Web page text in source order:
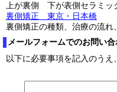
上が裏側 下が表側セラミッ
裏側矯正 東京・日本橋
裏側矯正の種類、治療の流れ
メールフォームでのお問い
以下に必要事項を記入のうえ